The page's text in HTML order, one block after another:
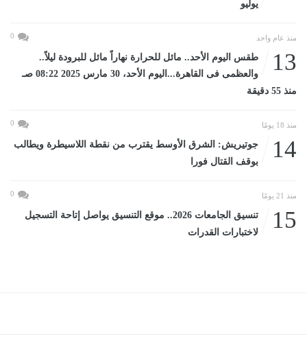
يوليو
منذ عام واحد 0
13
طقس اليوم الأحد.. مائل للحرارة نهاراً مائل للبرودة ليلاً..
والعظمى فى القاهرة...اليوم الأحد، 30 مارس 2025 08:22 صـ
منذ 55 دقيقة
منذ 18 يومًا 0
14
جوتيريش: الشرق الأوسط يقترب من نقطة اللاسيطرة ويطالب
بوقف القتال فورا
منذ 21 يومًا 0
15
تنسيق الجامعات 2026.. موقع التنسيق يواصل إتاحة التسجيل
لاختبارات القدرات